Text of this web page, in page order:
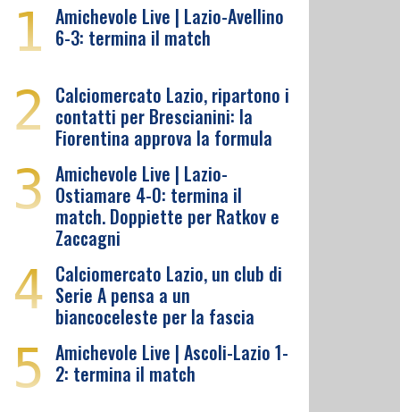
1 Amichevole Live | Lazio-Avellino
6-3: termina il match
2 Calciomercato Lazio, ripartono i
contatti per Brescianini: la
Fiorentina approva la formula
3 Amichevole Live | Lazio-
Ostiamare 4-0: termina il
match. Doppiette per Ratkov e
Zaccagni
4 Calciomercato Lazio, un club di
Serie A pensa a un
biancoceleste per la fascia
5 Amichevole Live | Ascoli-Lazio 1-
2: termina il match